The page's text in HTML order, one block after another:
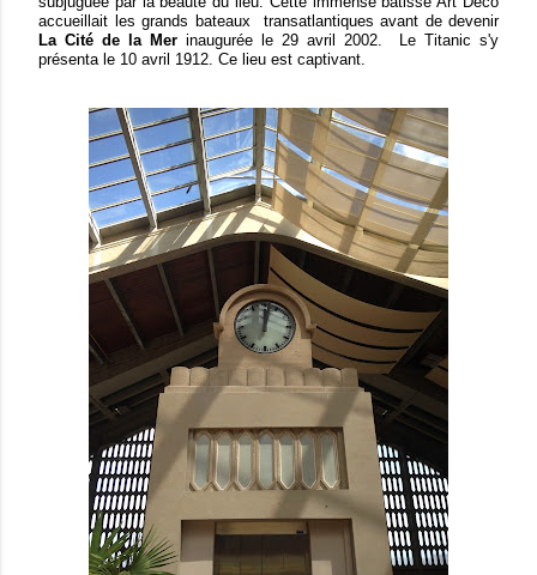
accueillait les grands bateaux transatlantiques avant de devenir
La Cité de la Mer inaugurée le 29 avril 2002. Le Titanic s'y
présenta le 10 avril 1912. Ce lieu est captivant.